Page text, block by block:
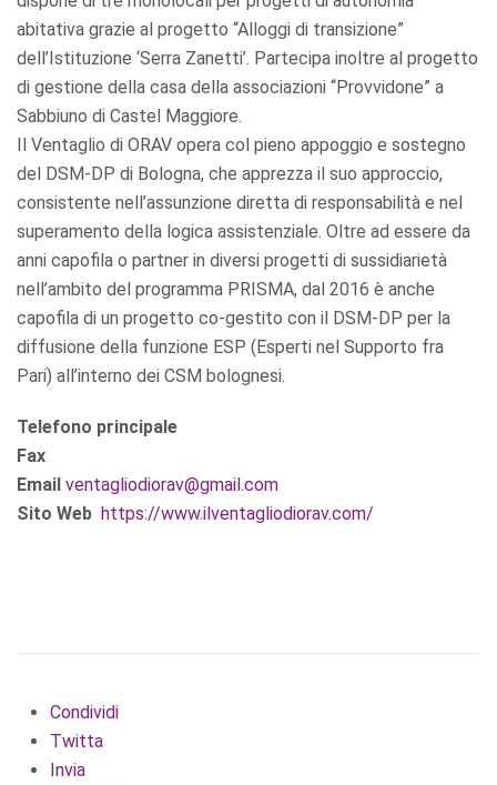
abitativa grazie al progetto “Alloggi di transizione”
dell’Istituzione ‘Serra Zanetti’. Partecipa inoltre al progetto
di gestione della casa della associazioni “Provvidone” a
Sabbiuno di Castel Maggiore.
Il Ventaglio di ORAV opera col pieno appoggio e sostegno
del DSM-DP di Bologna, che apprezza il suo approccio,
consistente nell’assunzione diretta di responsabilità e nel
superamento della logica assistenziale. Oltre ad essere da
anni capofila o partner in diversi progetti di sussidiarietà
nell’ambito del programma PRISMA, dal 2016 è anche
capofila di un progetto co-gestito con il DSM-DP per la
diffusione della funzione ESP (Esperti nel Supporto fra
Pari) all’interno dei CSM bolognesi.
Telefono principale
Fax
Email ventagliodiorav@gmail.com
Sito Web https://www.ilventagliodiorav.com/
Condividi
Twitta
Invia